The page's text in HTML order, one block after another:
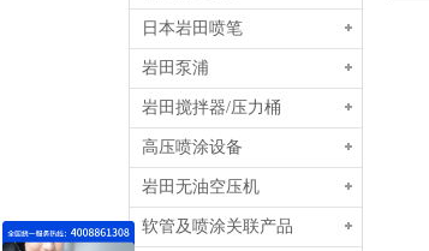
日本岩田喷笔
岩田泵浦
岩田搅拌器/压力桶
高压喷涂设备
岩田无油空压机
软管及喷涂关联产品